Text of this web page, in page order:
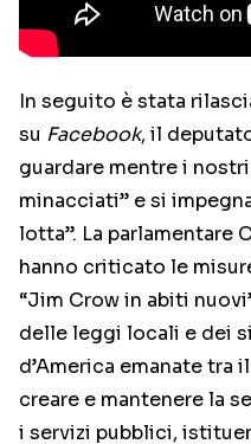
In seguito è stata
su Facebook, il
guardare mentre i
minacciati” e si
lotta”. La parlamentare
hanno criticato le
“Jim Crow in abiti
delle leggi locali e dei
d’America emanate tra
creare e mantenere la
i servizi pubblici,